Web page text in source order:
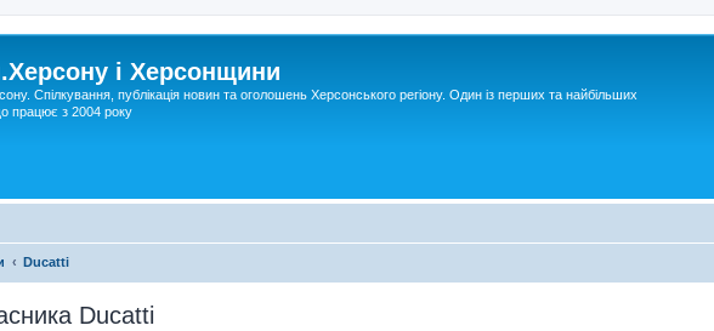
і Херсонщини
Спілкування, публікація новин та оголошень Херсонського регіону. Один із перших та найбільших
працює з 2004 року
Ducatti
Ducatti